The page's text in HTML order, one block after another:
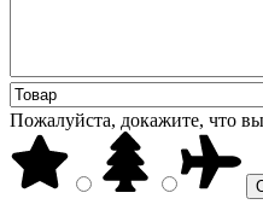
Пожалуйста, докажите, что